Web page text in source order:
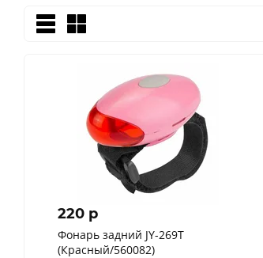
220 p
Фонарь задний JY-269Т
(Красный/560082)